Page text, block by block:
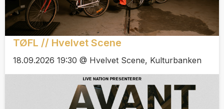
TØFL // Hvelvet Scene
18.09.2026 19:30 @ Hvelvet Scene, Kulturbanken